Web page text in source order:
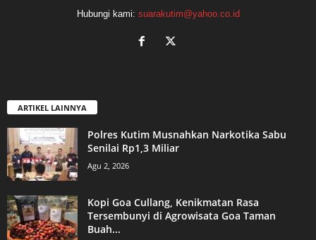
Hubungi kami: suarakutim@yahoo.co.id
ARTIKEL LAINNYA
Polres Kutim Musnahkan Narkotika Sabu
Senilai Rp1,3 Miliar
Agu 2, 2026
Kopi Goa Cullang, Kenikmatan Rasa
Tersembunyi di Agrowisata Goa Taman
Buah...